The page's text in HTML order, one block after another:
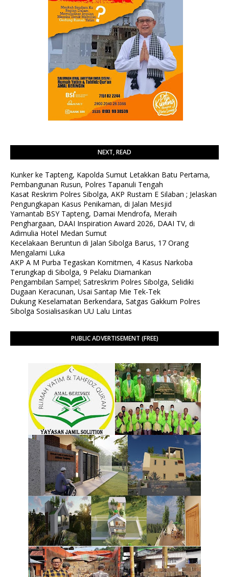
NEXT, READ
Kunker ke Tapteng, Kapolda Sumut Letakkan Batu Pertama,
Pembangunan Rusun, Polres Tapanuli Tengah
Kasat Reskrim Polres Sibolga, AKP Rustam E Silaban ; Jelaskan
Pengungkapan Kasus Penikaman, di Jalan Mesjid
Yamantab BSY Tapteng, Damai Mendrofa, Meraih
Penghargaan, DAAI Inspiration Award 2026, DAAI TV, di
Adimulia Hotel Medan Sumut
Kecelakaan Beruntun di Jalan Sibolga Barus, 17 Orang
Mengalami Luka
AKP A M Purba Tegaskan Komitmen, 4 Kasus Narkoba
Terungkap di Sibolga, 9 Pelaku Diamankan
Pengambilan Sampel; Satreskrim Polres Sibolga, Selidiki
Dugaan Keracunan, Usai Santap Mie Tek-Tek
Dukung Keselamatan Berkendara, Satgas Gakkum Polres
Sibolga Sosialisasikan UU Lalu Lintas
PUBLIC ADVERTISEMENT (FREE)